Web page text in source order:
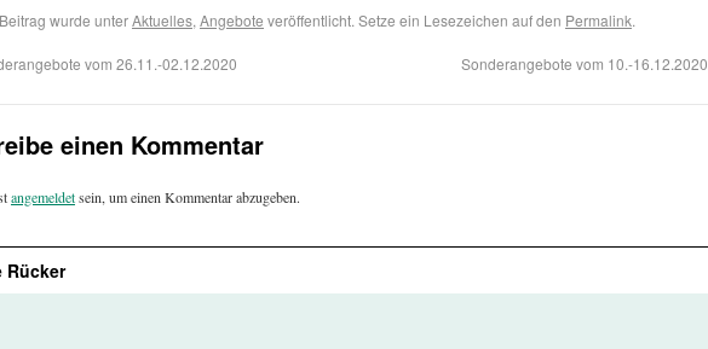
wurde unterAktuelles, Angebote veröffentlicht. Setze ein Lesezeichen auf den Permalink.
vom 26.11.-02.12.2020 Sonderangebote vom 10.-16.12.2020
einen Kommentar
angemeldetsein, um einen Kommentar abzugeben.
Rücker